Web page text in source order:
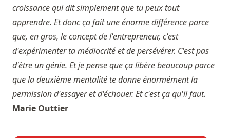
croissance qui dit simplement que tu peux tout
apprendre. Et donc ça fait une énorme différence parce
que, en gros, le concept de l'entrepreneur, c'est
d'expérimenter ta médiocrité et de persévérer. C'est pas
d'être un génie. Et je pense que ça libère beaucoup parce
que la deuxième mentalité te donne énormément la
permission d'essayer et d'échouer. Et c'est ça qu'il faut.
Marie Outtier